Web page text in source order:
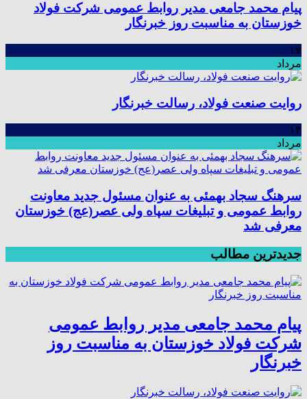
پیام محمد جامعی مدیر روابط عمومی شرکت فولاد
خوزستان به مناسبت روز خبرنگار
۱۷
مرداد
روایت صنعت فولاد،‌ رسالت خبرنگار
۱۴
مرداد
سرهنگ سجاد بهمئی به عنوان مسئول جدید معاونت
روابط عمومی و تبلیغات سپاه ولی عصر(عج) خوزستان
معرفی شد
جدیدترین مطالب
پیام محمد جامعی مدیر روابط عمومی
شرکت فولاد خوزستان به مناسبت روز
خبرنگار